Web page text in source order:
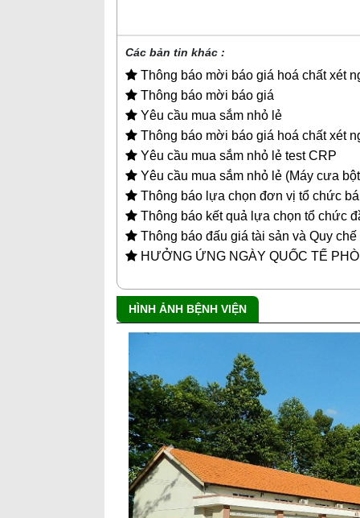
Các bản tin khác :
Thông báo mời báo giá hoá chất xét
Thông báo mời báo giá
Yêu cầu mua sắm nhỏ lẻ
Thông báo mời báo giá hoá chất xét
Yêu cầu mua sắm nhỏ lẻ test CRP
Yêu cầu mua sắm nhỏ lẻ (Máy cưa
Thông báo lựa chọn đơn vị tổ chức
Thông báo kết quả lựa chọn tổ chức
Thông báo đấu giá tài sản và Quy
HƯỞNG ỨNG NGÀY QUỐC TẾ
HÌNH ẢNH BỆNH VIỆN
Previous